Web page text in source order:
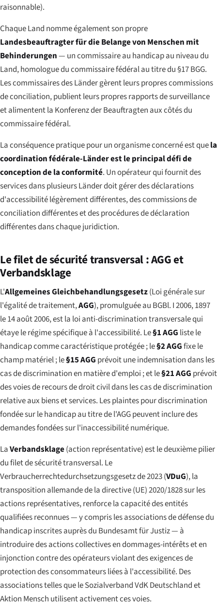
raisonnable).
Chaque Land nomme également son propre
Landesbeauftragter für die Belange von Menschen mit
Behinderungen— un commissaire au handicap au niveau du
Land, homologue du commissaire fédéral au titre du §17 BGG.
Les commissaires des Länder gèrent leurs propres commissions
de conciliation, publient leurs propres rapports de surveillance
et alimentent la Konferenz der Beauftragten aux côtés du
commissaire fédéral.
La conséquence pratique pour un organisme concerné est quela
coordination fédérale-Länder est le principal défi de
conception de la conformité. Un opérateur qui fournit des
services dans plusieurs Länder doit gérer des déclarations
d'accessibilité légèrement différentes, des commissions de
conciliation différentes et des procédures de déclaration
différentes dans chaque juridiction.
Le filet de sécurité transversal : AGG et
Verbandsklage
L'Allgemeines Gleichbehandlungsgesetz(Loi générale sur
l'égalité de traitement,AGG), promulguée au BGBl. I 2006, 1897
le 14 août 2006, est la loi anti-discrimination transversale qui
étaye le régime spécifique à l'accessibilité. Le§1 AGG liste le
handicap comme caractéristique protégée ; le§2 AGGfixe le
champ matériel ; le§15 AGG prévoit une indemnisation dans les
cas de discrimination en matière d'emploi ; et le§21 AGG prévoit
des voies de recours de droit civil dans les cas de discrimination
relative aux biens et services. Les plaintes pour discrimination
fondée sur le handicap au titre de l'AGG peuvent inclure des
demandes fondées sur l'inaccessibilité numérique.
LaVerbandsklage(action représentative) est le deuxième pilier
du filet de sécurité transversal. Le
Verbraucherrechtedurchsetzungsgesetzde 2023 (VDuG), la
transposition allemande de la directive (UE) 2020/1828 sur les
actions représentatives, renforce la capacité des entités
qualifiées reconnues — y compris les associations de défense du
handicap inscrites auprès du Bundesamt für Justiz — à
introduire des actions collectives en dommages-intérêts et en
injonction contre des opérateurs violant des exigences de
protection des consommateurs liées à l'accessibilité. Des
associations telles que leSozialverband VdK Deutschlandet
Aktion Mensch utilisent activement ces voies.